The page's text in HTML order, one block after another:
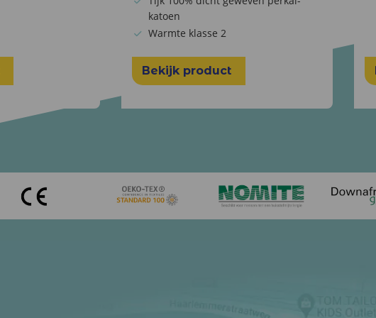
katoen
Warmte klasse 2
Bekijk product